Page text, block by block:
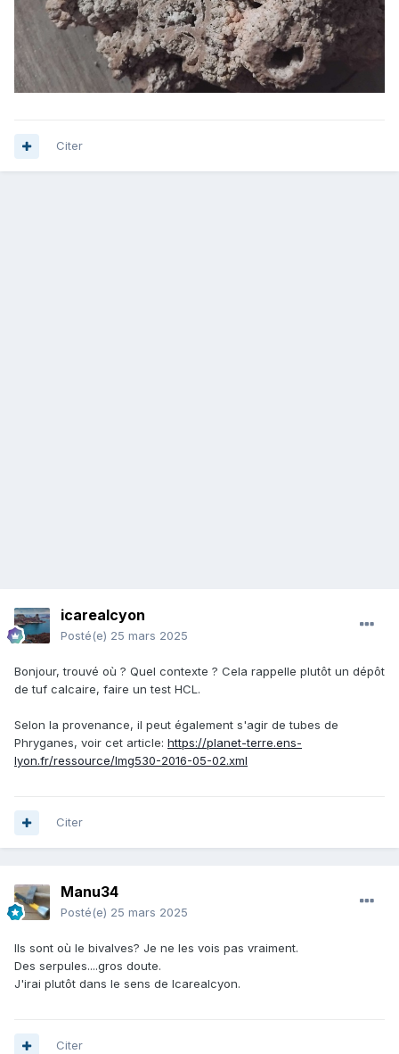
Citer
icarealcyon
Posté(e) 25 mars 2025
Bonjour, trouvé où ? Quel contexte ? Cela rappelle plutôt un dépôt
de tuf calcaire, faire un test HCL.
Selon la provenance, il peut également s'agir de tubes de
Phryganes, voir cet article: https://planet-terre.ens-
lyon.fr/ressource/Img530-2016-05-02.xml
Citer
Manu34
Posté(e) 25 mars 2025
Ils sont où le bivalves? Je ne les vois pas vraiment.
Des serpules....gros doute.
J'irai plutôt dans le sens de Icarealcyon.
Citer